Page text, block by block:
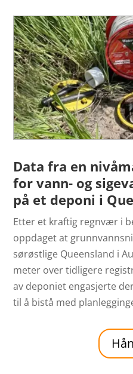
Data fra en
for vann- og
på et deponi i
Etter et kraftig regnvær i
oppdaget at
sørøstlige Queensland i
meter over tidligere
av deponiet engasjerte
til å bistå med